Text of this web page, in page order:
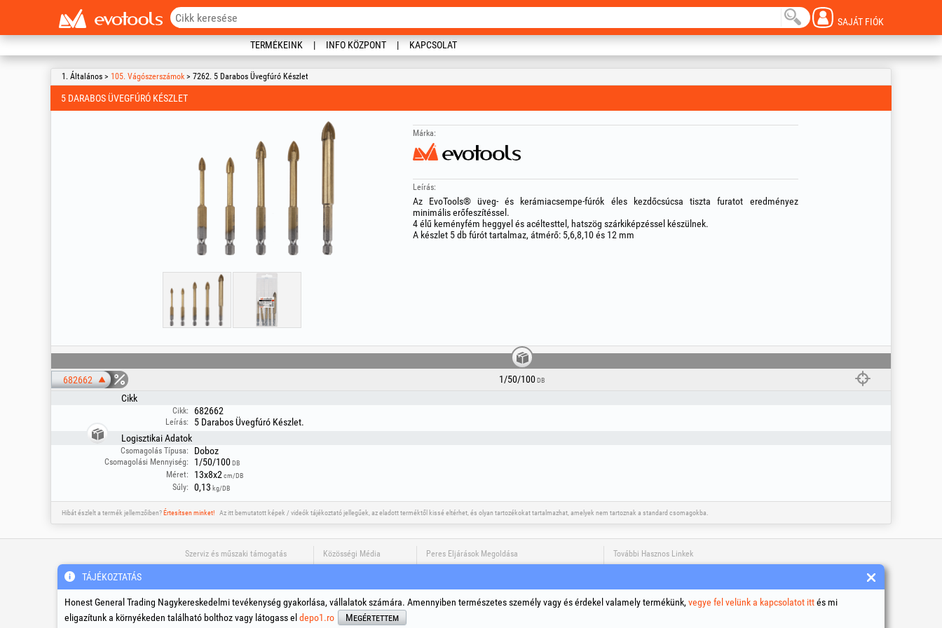
SAJÁT FIÓK
TERMÉKEINK INFO KÖZPONT KAPCSOLAT
1. Általános > 105. Vágószerszámok > 7262. 5 Darabos Üvegfúró Készlet
5 DARABOS ÜVEGFÚRÓ KÉSZLET
Márka:
Leírás:
Az EvoTools® üveg- és kerámiacsempe-fúrók éles kezdőcsúcsa tiszta furatot eredményez
minimális erőfeszítéssel.
4 élű keményfém heggyel és acéltesttel, hatszög szárkiképzéssel készülnek.
A készlet 5 db fúrót tartalmaz, átmérő: 5,6,8,10 és 12 mm
682662 1/50/100DB
Cikk
Cikk: 682662
Leírás:
5 Darabos Üvegfúró Készlet.
Logisztikai Adatok
Csomagolás Típusa: Doboz
Csomagolási Mennyiség: 1/50/100DB
Méret: 13x8x2 cm/DB
Súly: 0,13 kg/DB
Hibát észlelt a termék jellemzőiben?Értesítsen minket! Az itt bemutatott képek / videók tájékoztató jellegűek, az eladott terméktől kissé eltérhet, és olyan tartozékokat tartalmazhat, amelyek nem tartoznak a standard csomagokba.
Szerviz és műszaki támogatás
+36-80-889-869
Ingyenes hívás Magyarországról
Közösségi Média Peres Eljárások Megoldása További Hasznos Linkek
Személyi adatok feldolgozása
Cookiek (sütik) használatának szabályzata
TÁJÉKOZTATÁS
Honest General Trading Nagykereskedelmi tevékenység gyakorlása, vállalatok számára. Amennyiben természetes személy vagy és érdekel valamely termékünk, vegye fel velünk a kapcsolatot ittés mi
eligazítunk a környékeden található bolthoz vagy látogass el depo1.ro Megértettem